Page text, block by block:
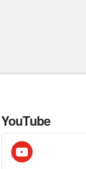
YouTube
youtube